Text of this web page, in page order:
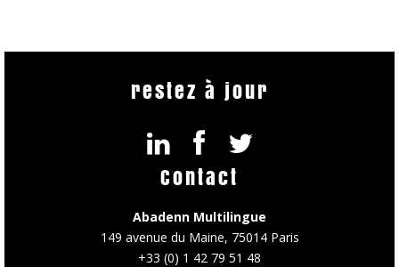
restez à jour
Contact
Abadenn Multilingue
149 avenue du Maine, 75014 Paris
+33 (0) 1 42 79 51 48